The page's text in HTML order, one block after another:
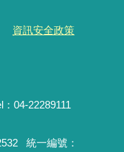
資訊安全政策
04-22289111
統一編號：